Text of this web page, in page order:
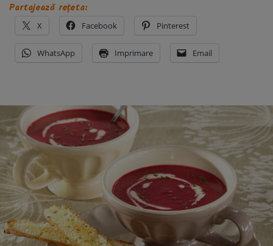
Partajează rețeta:
X Facebook Pinterest
WhatsApp Imprimare Email